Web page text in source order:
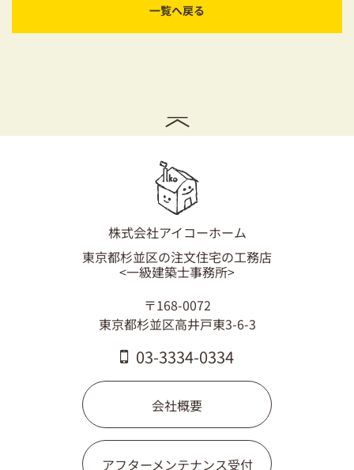
03-3334-0334
一覧へ戻る
株式会社アイコーホーム
東京都杉並区の注文住宅の工務店
<一級建築士事務所>
〒168-0072
東京都杉並区高井戸東3-6-3
03-3334-0334
会社概要
アフターメンテナンス受付